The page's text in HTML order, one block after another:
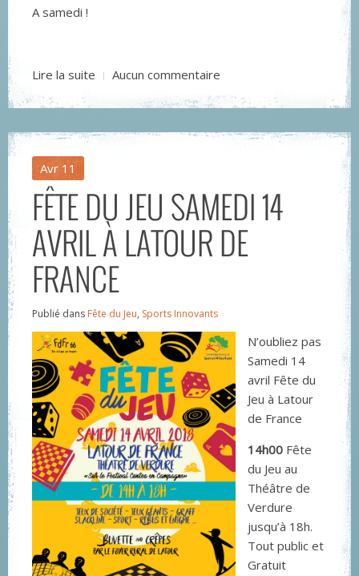
A samedi !
Lire la suite Aucun commentaire
Avr 11
FÊTE DU JEU SAMEDI 14
AVRIL À LATOUR DE
FRANCE
Publié dans Fête du Jeu, Sports Innovants
N’oubliez pas
Samedi 14
avril Fête du
Jeu à Latour
de France
14h00 Fête
du Jeu au
Théâtre de
Verdure
jusqu’à 18h.
Tout public et
Gratuit